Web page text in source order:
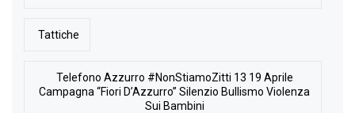
Tattiche
Telefono Azzurro #NonStiamoZitti 13 19 Aprile
Campagna “Fiori D’Azzurro” Silenzio Bullismo Violenza
Sui Bambini